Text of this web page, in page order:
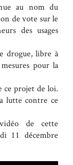
au nom du
de vote sur le
des usages
drogue, libre à
pour la
ce projet de loi.
lutte contre ce
de cette
11 décembre